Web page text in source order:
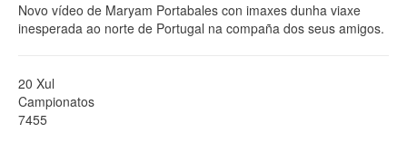
Novo vídeo de Maryam Portabales con imaxes dunha viaxe
inesperada ao norte de Portugal na compaña dos seus amigos.
20 Xul
Campionatos
7455